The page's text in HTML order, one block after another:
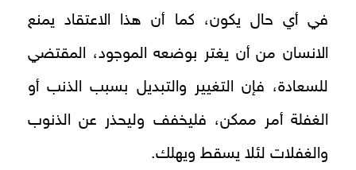
في أي حال يكون، كما أن هذا الاعتقاد يمنع
الانسان من أن يغتر بوضعه الموجود، المقتضي
للسعادة، فإن التغيير والتبديل بسبب الذنب أو
الغفلة أمر ممكن، فليخفف وليحذر عن الذنوب
والغفلات لئلا يسقط ويهلك.